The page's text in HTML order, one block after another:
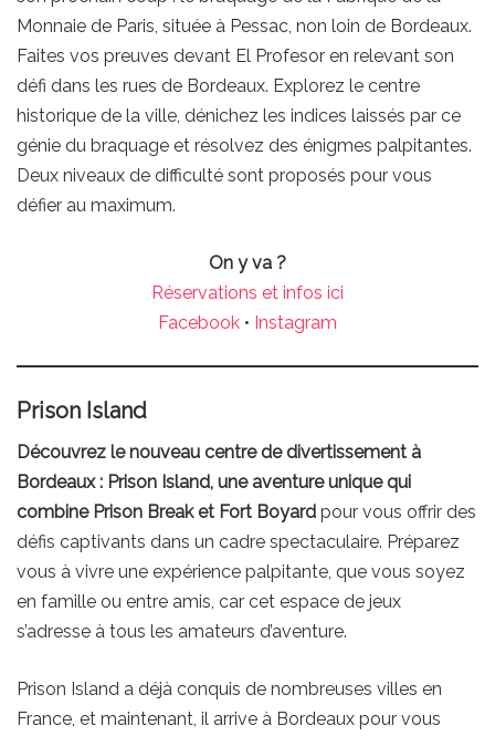
Monnaie de Paris, située à Pessac, non loin de Bordeaux.
Faites vos preuves devant El Profesor en relevant son
défi dans les rues de Bordeaux. Explorez le centre
historique de la ville, dénichez les indices laissés par ce
génie du braquage et résolvez des énigmes palpitantes.
Deux niveaux de difficulté sont proposés pour vous
défier au maximum.
On y va ?
Réservations et infos ici
Facebook • Instagram
Prison Island
Découvrez le nouveau centre de divertissement à
Bordeaux : Prison Island, une aventure unique qui
combine Prison Break et Fort Boyard pour vous offrir des
défis captivants dans un cadre spectaculaire. Préparez
vous à vivre une expérience palpitante, que vous soyez
en famille ou entre amis, car cet espace de jeux
s’adresse à tous les amateurs d’aventure.
Prison Island a déjà conquis de nombreuses villes en
France, et maintenant, il arrive à Bordeaux pour vous